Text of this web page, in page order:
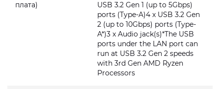
плата)
USB 3.2 Gen 1 (up to 5Gbps)
ports (Type-A)4 x USB 3.2 Gen
2 (up to 10Gbps) ports (Type-
A*)3 x Audio jack(s)*The USB
ports under the LAN port can
run at USB 3.2 Gen 2 speeds
with 3rd Gen AMD Ryzen
Processors